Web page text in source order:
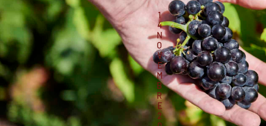
1
4
N
O
V
E
M
B
R
E
2